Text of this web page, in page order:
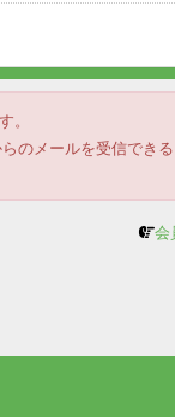
。
のメールを受信でき
会